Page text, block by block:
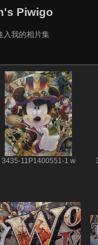
Piwigo
入我的相片集
3435-11P1400551-1 w